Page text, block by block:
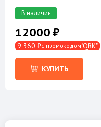
В наличии
12000 ₽
9 360 ₽с промокодом"QRK"
КУПИТЬ